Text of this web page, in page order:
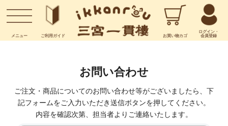
メニュー ご利用 ガイド お買い物カゴ
ログイン・
会員登録
お問い合わせ
お問い合わせ
ご注文・商品についてのお問い合わせ等がございましたら、下
記フォームをご入力いただき送信ボタンを押してください。
内容を確認次第、担当者よりご連絡いたします。